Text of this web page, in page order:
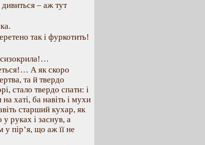
– аж тут
так і фуркотить!
сизокрила!…
А як скоро
та й твердо
стало твердо спати: і
на хаті, ба навіть і мухи
старший кухар, як
руках і заснув, а
у пір’я, що аж її не